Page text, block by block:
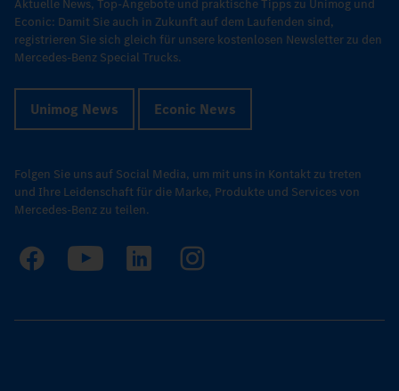
Aktuelle News, Top-Angebote und praktische Tipps zu Unimog und
Econic: Damit Sie auch in Zukunft auf dem Laufenden sind,
registrieren Sie sich gleich für unsere kostenlosen Newsletter zu den
Mercedes-Benz Special Trucks.
Unimog News Econic News
Folgen Sie uns auf Social Media, um mit uns in Kontakt zu treten
und Ihre Leidenschaft für die Marke, Produkte und Services von
Mercedes-Benz zu teilen.